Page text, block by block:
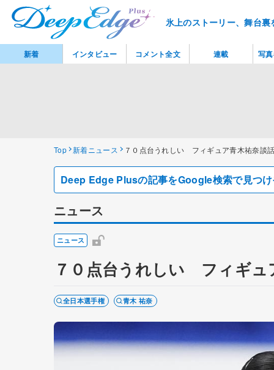
氷上のストーリー、舞台
Top 新着ニュース ７０点台うれしい フィギュア青木祐奈談
Deep Edge Plusの記事をGoogle検索で見つ
ニュース
ニュース
７０点台うれしい フィギュ
全日本選手権 青木 祐奈
新着 インタビュー コメント全文 連載 写